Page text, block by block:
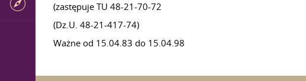
(zastępuje TU 48-21-70-72
(Dz.U. 48-21-417-74)
Ważne od 15.04.83 do 15.04.98